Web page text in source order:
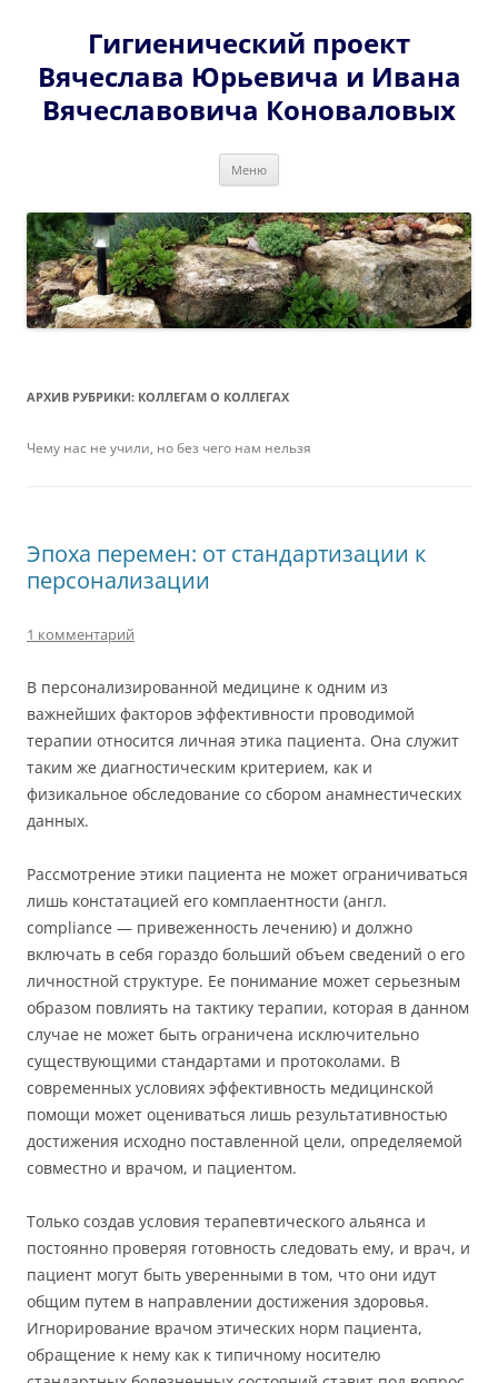
содержимомуГигиенический проект
Вячеслава Юрьевича и Ивана
Вячеславовича Коноваловых
Меню
АРХИВ РУБРИКИ: КОЛЛЕГАМ О КОЛЛЕГАХ
Чему нас не учили, но без чего нам нельзя
Эпоха перемен: от стандартизации к
персонализации
1 комментарий
В персонализированной медицине к одним из
важнейших факторов эффективности проводимой
терапии относится личная этика пациента. Она служит
таким же диагностическим критерием, как и
физикальное обследование со сбором анамнестических
данных.
Рассмотрение этики пациента не может ограничиваться
лишь констатацией его комплаентности (англ.
compliance — привеженность лечению) и должно
включать в себя гораздо больший объем сведений о его
личностной структуре. Ее понимание может серьезным
образом повлиять на тактику терапии, которая в данном
случае не может быть ограничена исключительно
существующими стандартами и протоколами. В
современных условиях эффективность медицинской
помощи может оцениваться лишь результативностью
достижения исходно поставленной цели, определяемой
совместно и врачом, и пациентом.
Только создав условия терапевтического альянса и
постоянно проверяя готовность следовать ему, и врач, и
пациент могут быть уверенными в том, что они идут
общим путем в направлении достижения здоровья.
Игнорирование врачом этических норм пациента,
обращение к нему как к типичному носителю